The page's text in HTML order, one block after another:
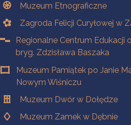
Muzeum Etnograficzne
Zagroda Felicji Curyłowej w
Regionalne Centrum Edukacji
bryg. Zdzisława Baszaka
Muzeum Pamiątek po Janie
Nowym Wiśniczu
Muzeum Dwór w Dołędze
Muzeum Zamek w Dębnie